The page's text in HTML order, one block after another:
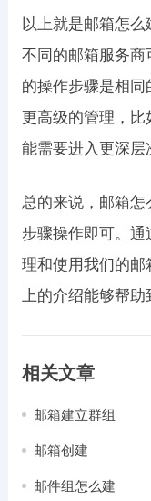
以上就是邮箱怎
不同的邮箱服务
的操作步骤是相
更高级的管理，比
能需要进入更深层
总的来说，邮箱怎
步骤操作即可。
理和使用我们的邮
上的介绍能够帮助
相关文章
邮箱建立群组
邮箱创建
邮件组怎么建